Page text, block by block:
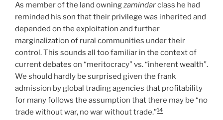
As member of the land owningzamindarclass he had
reminded his son that their privilege was inherited and
depended on the exploitation and further
marginalization of rural communities under their
control. This sounds all too familiar in the context of
current debates on “meritocracy” vs. “inherent wealth”.
We should hardly be surprised given the frank
admission by global trading agencies that profitability
for many follows the assumption that there may be “no
trade without war, no war without trade.”14